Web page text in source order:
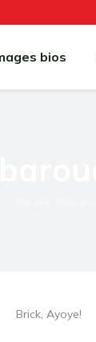
bios
Brick, Ayoye!